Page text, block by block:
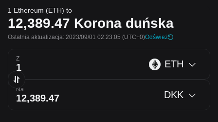
1 Ethereum (ETH) to
12,389.47 Korona duńska
Ostatnia aktualizacja: 2023/09/01 02:23:05 (UTC+0)Odśwież
Z ETH
Na DKK